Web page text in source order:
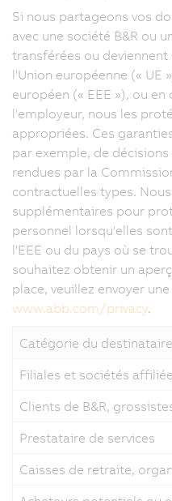
Si nous partageons vos
avec une société B&R ou
transférées ou
l'Union européenne (« UE
européen (« EEE »), ou
l'employeur, nous les
appropriées. Ces
par exemple, de
rendues par la
contractuelles types.
supplémentaires pour
personnel lorsqu'elles
l'EEE ou du pays où se
souhaitez obtenir un
place, veuillez envoyer
www.abb.com/privacy.
Catégorie du destinataire
Filiales et sociétés
Clients de B&R,
Prestataire de services
Caisses de retraite,